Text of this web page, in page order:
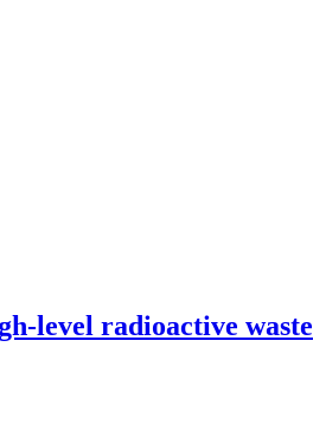
level radioactive waste